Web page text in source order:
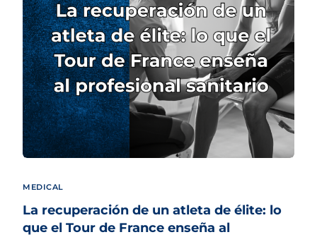
MEDICAL
La recuperación de un atleta de élite: lo
que el Tour de France enseña al